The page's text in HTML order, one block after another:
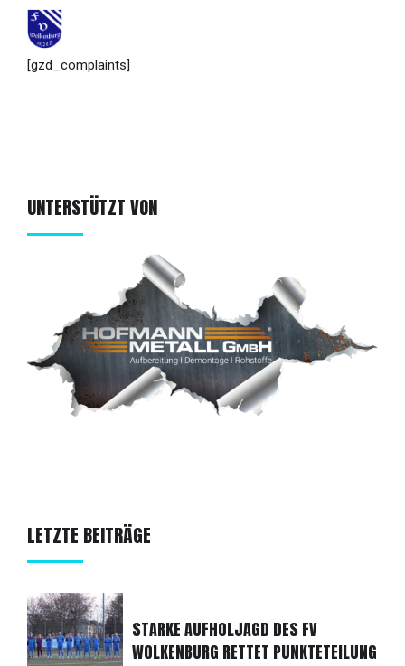
[gzd_complaints]
UNTERSTÜTZT VON
LETZTE BEITRÄGE
STARKE AUFHOLJAGD DES FV
WOLKENBURG RETTET PUNKTETEILUNG